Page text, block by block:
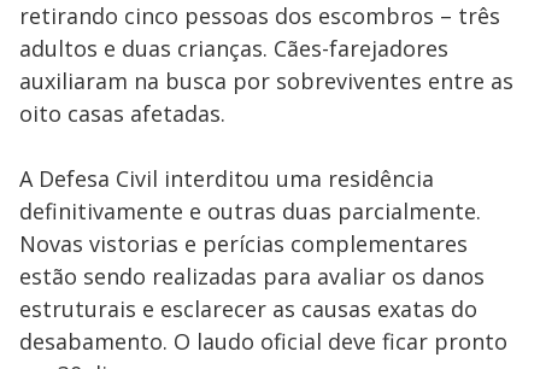
retirando cinco pessoas dos escombros – três
adultos e duas crianças. Cães-farejadores
auxiliaram na busca por sobreviventes entre as
oito casas afetadas.
A Defesa Civil interditou uma residência
definitivamente e outras duas parcialmente.
Novas vistorias e perícias complementares
estão sendo realizadas para avaliar os danos
estruturais e esclarecer as causas exatas do
desabamento. O laudo oficial deve ficar pronto